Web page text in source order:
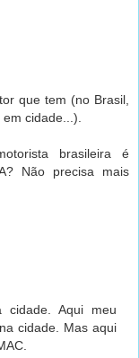
que tem (no Brasil,
cidade...).
brasileira é
Não precisa mais
Aqui meu
cidade. Mas aqui